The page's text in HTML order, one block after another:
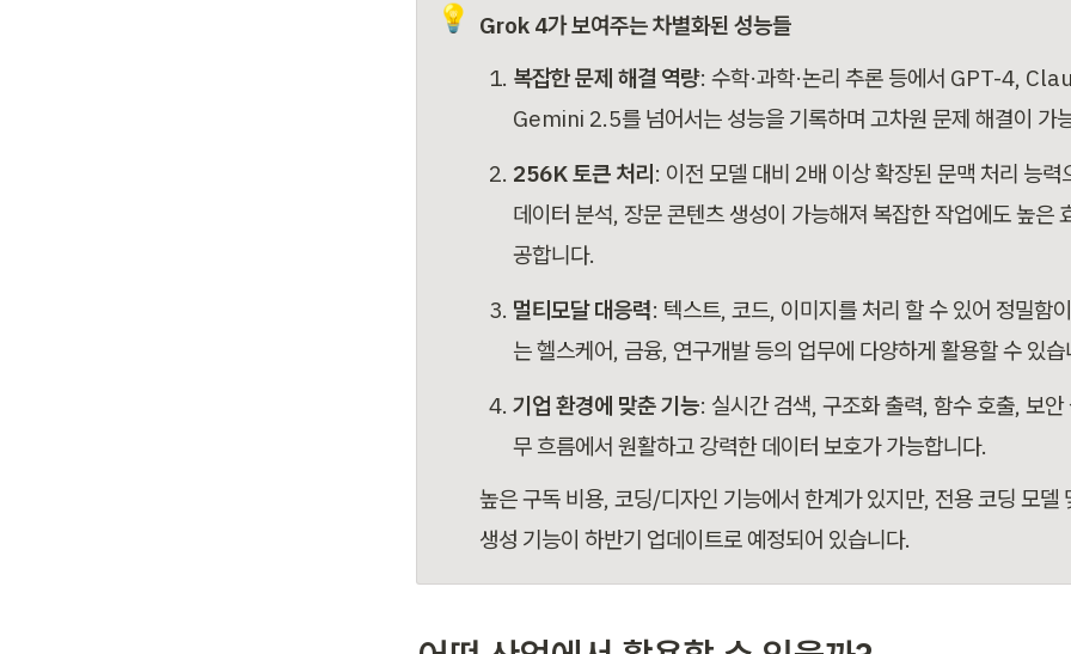
💡 Grok 4가 보여주는 차별화된 성능들
복잡한 문제 해결 역량: 수학·과학·논리 추론 등에서 GPT-4,
Gemini 2.5를 넘어서는 성능을 기록하며 고차원 문제 해결이 가
256K 토큰 처리: 이전 모델 대비 2배 이상 확장된 문맥 처리 능력
데이터 분석, 장문 콘텐츠 생성이 가능해져 복잡한 작업에도 높은
공합니다.
멀티모달 대응력: 텍스트, 코드, 이미지를 처리 할 수 있어 정밀함
는 헬스케어, 금융, 연구개발 등의 업무에 다양하게 활용할 수 있
기업 환경에 맞춘 기능: 실시간 검색, 구조화 출력, 함수 호출, 보안
무 흐름에서 원활하고 강력한 데이터 보호가 가능합니다.
높은 구독 비용, 코딩/디자인 기능에서 한계가 있지만, 전용 코딩 모델
생성 기능이 하반기 업데이트로 예정되어 있습니다.